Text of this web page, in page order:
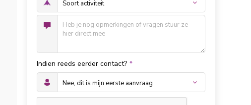
Indien reeds eerder contact? *